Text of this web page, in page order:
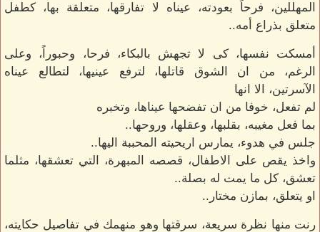
المهللين، فرحاً بعودته، عيناه لا تفارقها، متعلقة بها، كطفل
متعلق بذراع أمه..
أمسكت نفسها، كى لا تجهش بالبكاء، فرحا، وحبوراً، وعلى
الرغم، من ان الشوق قاتلها، لترفع عينيها، لتطالع عيناه
الآسرتين، الا انها
لم تفعل، خوفا من ان تفضحها عيناها، وتخبره
بما فعل مغيبه، بقلبها، وعقلها، وروحها..
جلس في هدوء، يمارس اريحيته المحببة اليها..
واخذ يقص على الاطفال، قصصه المبهرة، التي تعشقها، مثلما
تعشق، كل ما يمت له بصلة..
او يتعلق، بمازن مختار..
رنت منها نظرة سريعة، سرقتها وهو منهمك في تفاصيل حكايته،